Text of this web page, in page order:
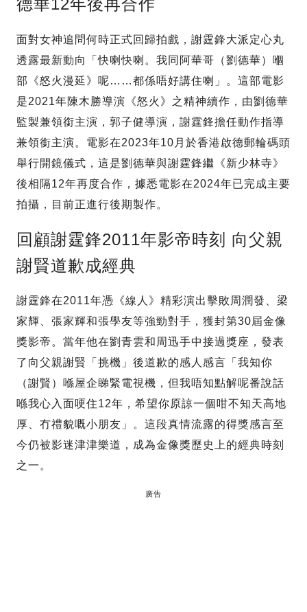
德華12年後再合作
面對女神追問何時正式回歸拍戲，謝霆鋒大派定心丸
透露最新動向「快喇快喇。我同阿華哥（劉德華）嗰
部《怒火漫延》呢……都係唔好講住喇」。這部電影
是2021年陳木勝導演《怒火》之精神續作，由劉德華
監製兼領銜主演，郭子健導演，謝霆鋒擔任動作指導
兼領銜主演。電影在2023年10月於香港啟德郵輪碼頭
舉行開鏡儀式，這是劉德華與謝霆鋒繼《新少林寺》
後相隔12年再度合作，據悉電影在2024年已完成主要
拍攝，目前正進行後期製作。
回顧謝霆鋒2011年影帝時刻 向父親
謝賢道歉成經典
謝霆鋒在2011年憑《線人》精彩演出擊敗周潤發、梁
家輝、張家輝和張學友等強勁對手，獲封第30屆金像
獎影帝。當年他在劉青雲和周迅手中接過獎座，發表
了向父親謝賢「挑機」後道歉的感人感言「我知你
（謝賢）喺屋企睇緊電視機，但我唔知點解呢番說話
喺我心入面哽住12年，希望你原諒一個咁不知天高地
厚、冇禮貌嘅小朋友」。這段真情流露的得獎感言至
今仍被影迷津津樂道，成為金像獎歷史上的經典時刻
之一。
廣告